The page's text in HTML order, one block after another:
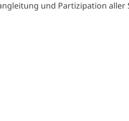
und Partizipation